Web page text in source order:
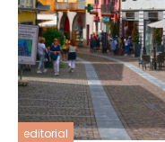
editorial